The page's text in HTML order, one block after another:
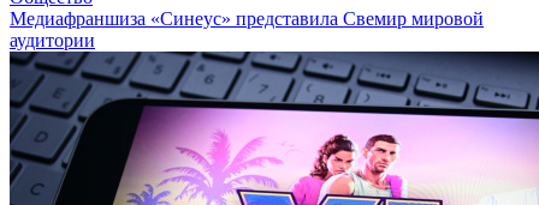
Медиафраншиза «Синеус» представила Свемир мировой
аудитории